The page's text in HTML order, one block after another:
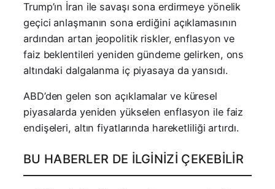
Trump’ın İran ile savaşı sona erdirmeye yönelik
geçici anlaşmanın sona erdiğini açıklamasının
ardından artan jeopolitik riskler, enflasyon ve
faiz beklentileri yeniden gündeme gelirken, ons
altındaki dalgalanma iç piyasaya da yansıdı.
ABD’den gelen son açıklamalar ve küresel
piyasalarda yeniden yükselen enflasyon ile faiz
endişeleri, altın fiyatlarında hareketliliği artırdı.
BU HABERLER DE İLGINIZI ÇEKEBILIR